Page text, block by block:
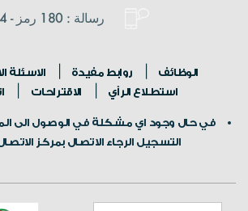
رسالة : 180 رمز - 94444
الوظائف روابط مفيدة
الاسئلة
استطلاع الرأي
الاقتراحات
في حال وجود اي مشكلة في الوصول الى
التسجيل الرجاء الاتصال بمركز